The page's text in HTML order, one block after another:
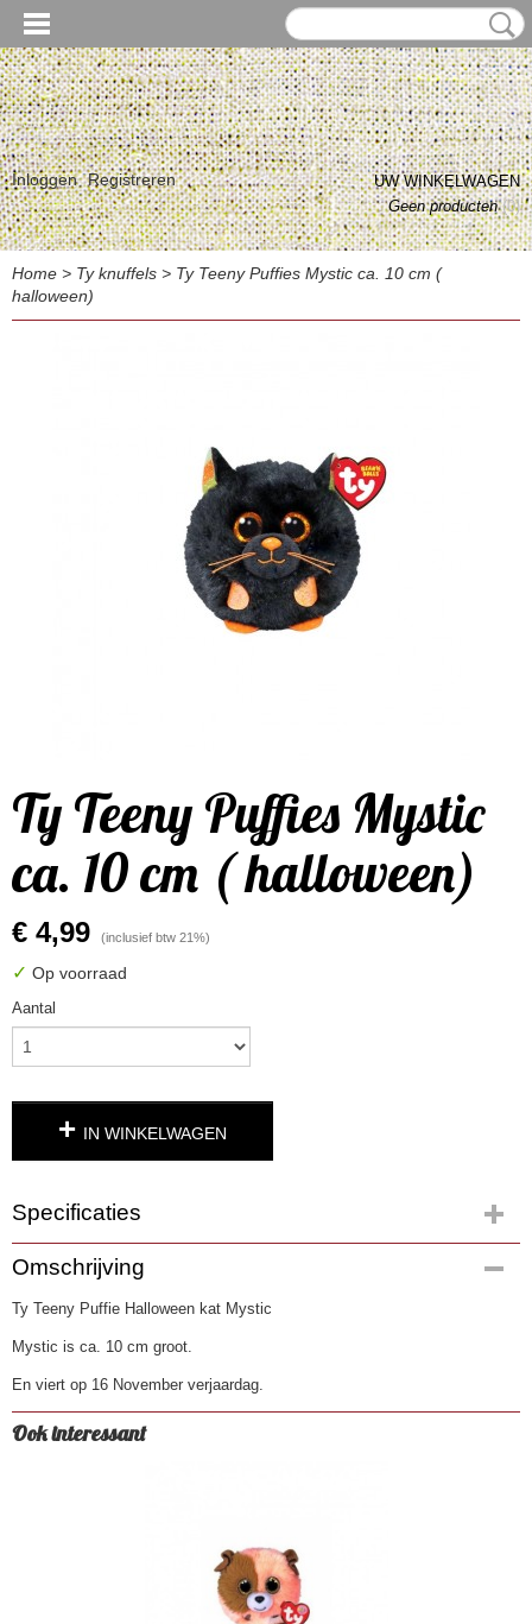
Inloggen Registreren
UW WINKELWAGEN
Geen producten(0)
Home > Ty knuffels > Ty Teeny Puffies Mystic ca. 10 cm (
halloween)
Ty Teeny Puffies Mystic
ca. 10 cm ( halloween)
€ 4,99 (inclusief btw 21%)
✓ Op voorraad
Aantal
IN WINKELWAGEN
Specificaties
Productcode
4045
EAN code
Omschrijving
Ty Teeny Puffie Halloween kat Mystic
Mystic is ca. 10 cm groot.
En viert op 16 November verjaardag.
Ook interessant